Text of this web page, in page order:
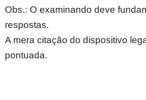
Obs.: O examinando deve
respostas.
A mera citação do dispositivo
pontuada.